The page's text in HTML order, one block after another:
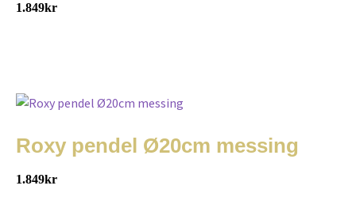
1.849kr
Roxy pendel Ø20cm messing
1.849kr